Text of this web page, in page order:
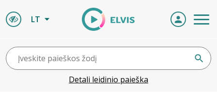
LT
Detali leidinio paieška